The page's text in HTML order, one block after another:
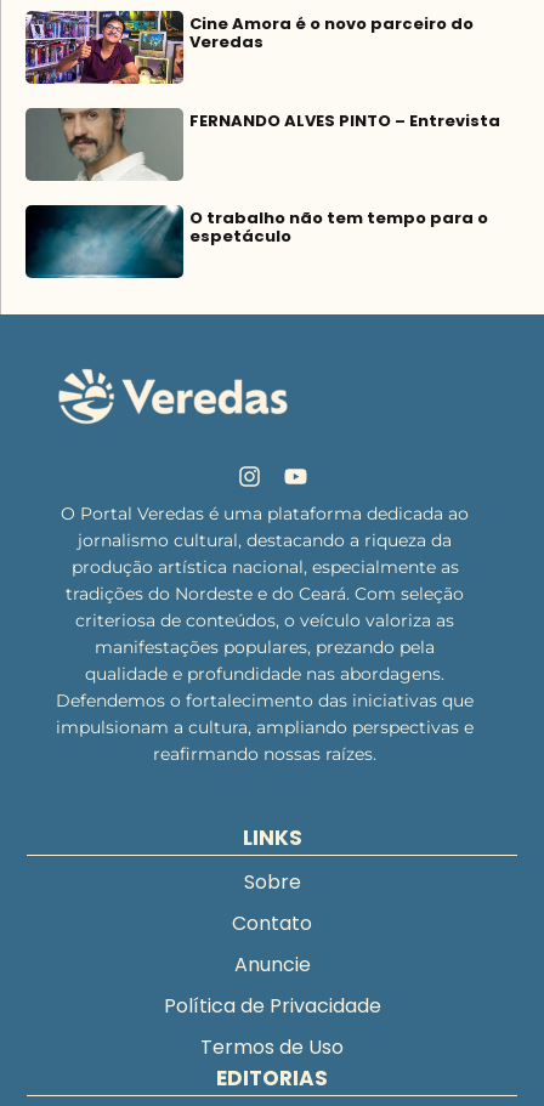
Cine Amora é o novo parceiro do
Veredas
FERNANDO ALVES PINTO – Entrevista
O trabalho não tem tempo para o
espetáculo
O Portal Veredas é uma plataforma dedicada ao
jornalismo cultural, destacando a riqueza da
produção artística nacional, especialmente as
tradições do Nordeste e do Ceará. Com seleção
criteriosa de conteúdos, o veículo valoriza as
manifestações populares, prezando pela
qualidade e profundidade nas abordagens.
Defendemos o fortalecimento das iniciativas que
impulsionam a cultura, ampliando perspectivas e
reafirmando nossas raízes.
LINKS
Sobre
Contato
Anuncie
Política de Privacidade
Termos de Uso
EDITORIAS